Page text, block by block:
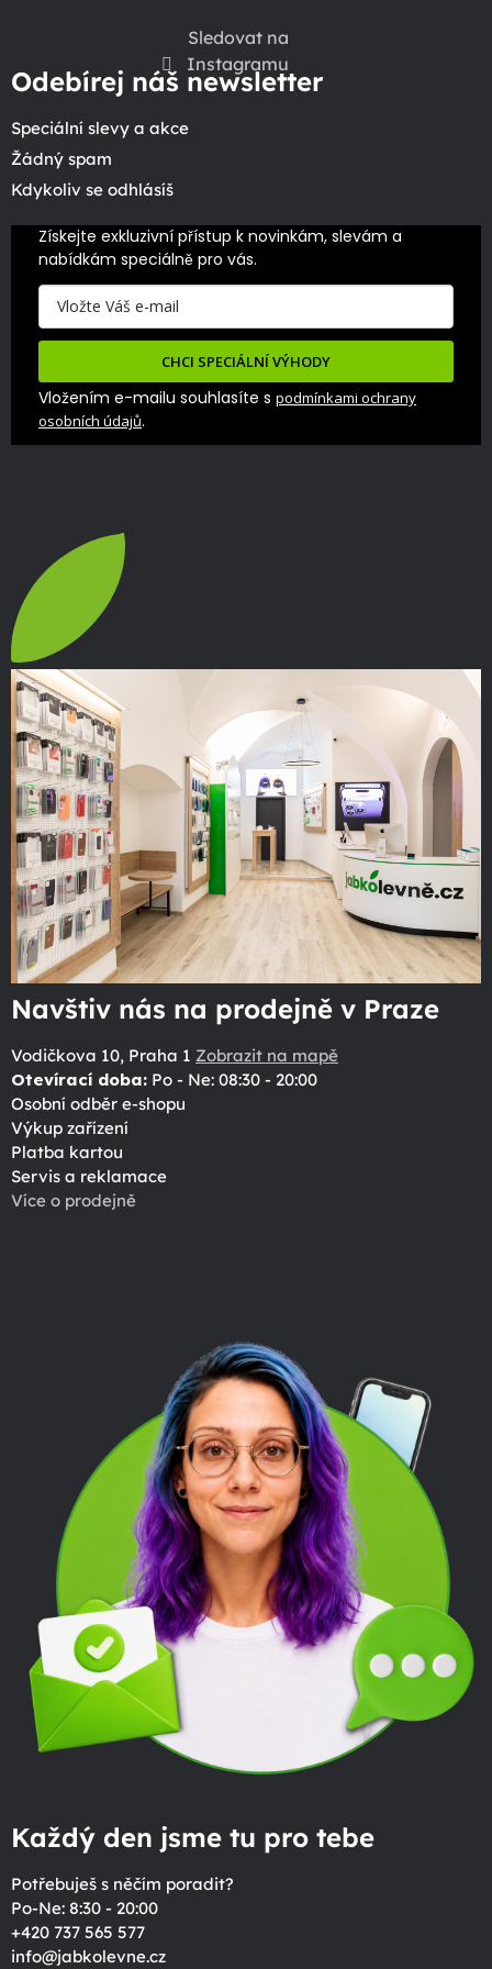
Sledovat na
Instagramu
Odebírej náš newsletter
Speciální slevy a akce
Žádný spam
Kdykoliv se odhlásíš
Získejte exkluzivní přístup k novinkám, slevám a
nabídkám speciálně pro vás.
CHCI SPECIÁLNÍ VÝHODY
Vložením e-mailu souhlasíte s podmínkami ochrany
osobních údajů.
Navštiv nás na prodejně v Praze
Vodičkova 10, Praha 1 Zobrazit na mapě
Otevírací doba: Po - Ne: 08:30 - 20:00
Osobní odběr e-shopu
Výkup zařízení
Platba kartou
Servis a reklamace
Více o prodejně
Každý den jsme tu pro tebe
Potřebuješ s něčím poradit?
Po-Ne: 8:30 - 20:00
+420 737 565 577
info@jabkolevne.cz